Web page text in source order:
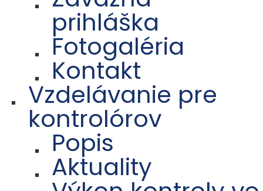
prihláška
Fotogaléria
Kontakt
Vzdelávanie pre
kontrolórov
Popis
Aktuality